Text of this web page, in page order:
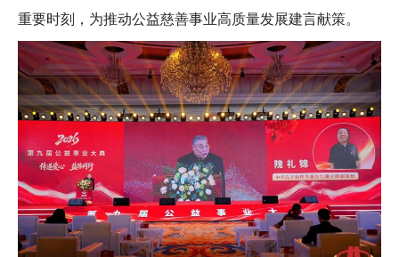
重要时刻，为推动公益慈善事业高质量发展建言献策。